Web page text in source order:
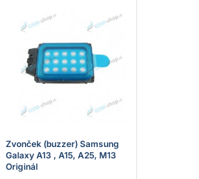
Zvonček (buzzer) Samsung
Galaxy A13 , A15, A25, M13
Originál